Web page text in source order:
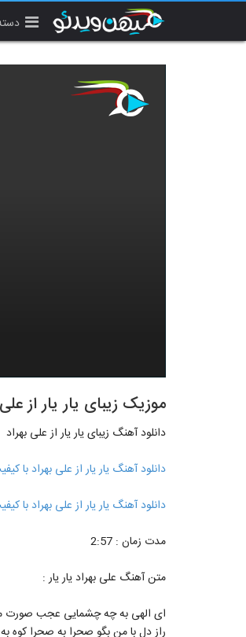
موزیک زیبای یار یار از
دانلود آهنگ زیبای یار یار از علی بهراد
دانلود آهنگ یار یار از علی بهراد با کیفیت
دانلود آهنگ یار یار از علی بهراد با کیفیت
مدت زمان : 2:57
متن آهنگ علی بهراد یار یار :
ای الهی به چه چشمایی عجب صورت
راز دل با من بگو صحرا به صحرا کوه